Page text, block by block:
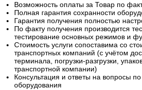
Возможность оплаты за Товар по
Полная гарантия сохранности
Гарантия получения полностью
По факту получения производится
тестирование основных режимов и
Стоимость услуги сопоставима со
транспортных компаний (с учётом
терминала, погрузки-разгрузки,
транспортной компании)
Консультация и ответы на вопросы по
оборудования